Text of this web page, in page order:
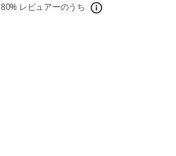
80% レビュアーのうち